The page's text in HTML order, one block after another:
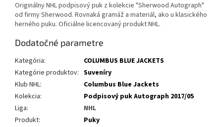
Originálny NHL podpisový puk z kolekcie "Sherwood Autograph"
od firmy Sherwood. Rovnaká gramáž a materiál, ako u klasického
herného puku. Oficiálne licencovaný produkt NHL.
Dodatočné parametre
Kategória:
COLUMBUS BLUE JACKETS
Kategórie produktov: Suveníry
Klub NHL:
Columbus Blue Jackets
Kolekcia:
Podpisový puk Autograph 2017/05
Liga:
NHL
Produkt:
Puky